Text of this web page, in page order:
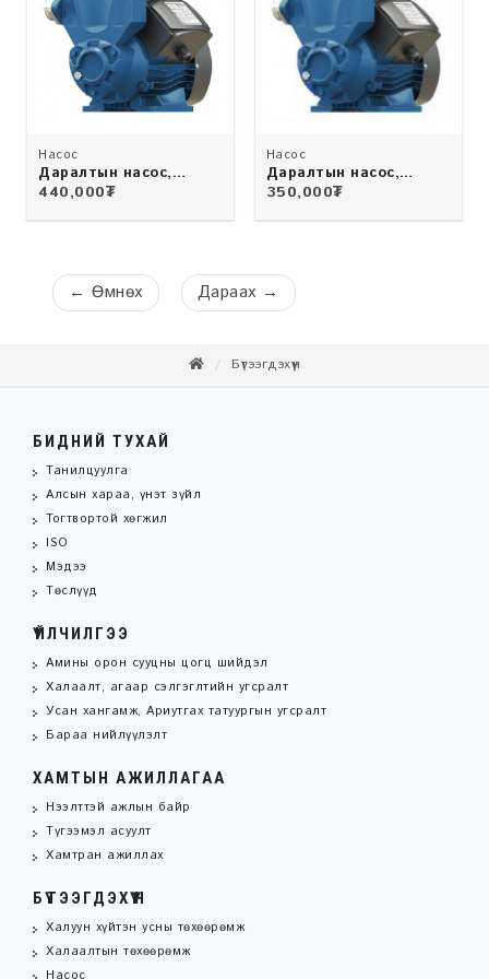
Насос
Даралтын насос,
0.6кВт
440,000₮
Насос
Даралтын насос,
0.2квт
350,000₮
← Өмнөх Дараах →
Бүтээгдэхүүн
БИДНИЙ ТУХАЙ
Танилцуулга
Алсын хараа, үнэт зүйл
Тогтвортой хөгжил
ISO
Мэдээ
Төслүүд
ҮЙЛЧИЛГЭЭ
Амины орон сууцны цогц шийдэл
Халаалт, агаар сэлгэглтийн угсралт
Усан хангамж, Ариутгах татуургын угсралт
Бараа нийлүүлэлт
ХАМТЫН АЖИЛЛАГАА
Нээлттэй ажлын байр
Түгээмэл асуулт
Хамтран ажиллах
БҮТЭЭГДЭХҮҮН
Халуун хүйтэн усны төхөөрөмж
Халаалтын төхөөрөмж